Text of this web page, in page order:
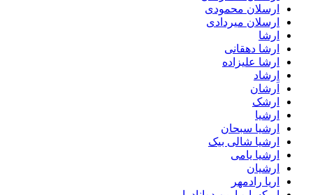
ارسلان محمودی
ارسلان میردادی
ارشا
ارشا دهقانی
ارشا علیزاده
ارشاد
اَرشان
ارشک
ارشیا
ارشیا سبحان
ارشیا شالی بیک
ارشیا یامی
ارشیان
اریا رادمهر